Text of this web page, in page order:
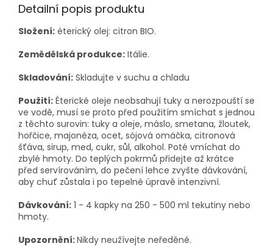
Detailní popis produktu
Složení: éterický olej: citron BIO.
Zemědělská produkce: Itálie.
Skladování: Skladujte v suchu a chladu
Použití: Éterické oleje neobsahují tuky a nerozpouští se
ve vodě, musí se proto před použitím smíchat s jednou
z těchto surovin: tuky a oleje, máslo, smetana, žloutek,
hořčice, majonéza, ocet, sójová omáčka, citronová
šťáva, sirup, med, cukr, sůl, alkohol. Poté vmíchat do
zbylé hmoty. Do teplých pokrmů přidejte až krátce
před servírováním, do pečení lehce zvyšte dávkování,
aby chuť zůstala i po tepelné úpravě intenzivní.
Dávkování: 1 - 4 kapky na 250 - 500 ml tekutiny nebo
hmoty.
Upozornění:Nikdy neužívejte neředěné.